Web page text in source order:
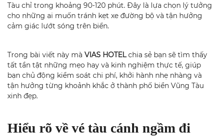
Tàu chỉ trong khoảng 90-120 phút. Đây là lựa chọn lý tưởng
cho những ai muốn tránh kẹt xe đường bộ và tận hưởng
cảm giác lướt sóng trên biển.
Trong bài viết này mà VIAS HOTELchia sẻ bạn sẽ tìm thấy
tất tần tật những mẹo hay và kinh nghiệm thực tế, giúp
bạn chủ động kiểm soát chi phí, khởi hành nhẹ nhàng và
tận hưởng từng khoảnh khắc ở thành phố biển Vũng Tàu
xinh đẹp.
Hiểu rõ về vé tàu cánh ngầm đi